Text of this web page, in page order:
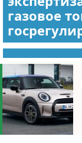
газовое